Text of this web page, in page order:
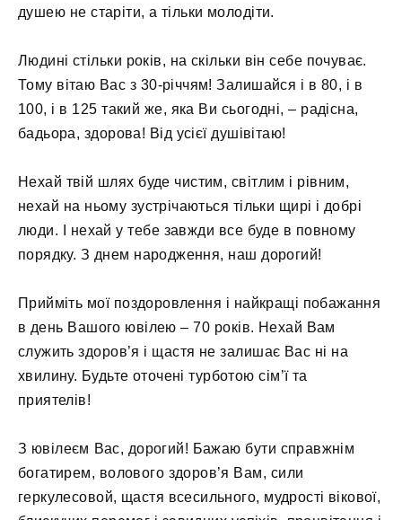
душею не старіти, а тільки молодіти.
Людині стільки років, на скільки він себе почуває.
Тому вітаю Вас з 30-річчям! Залишайся і в 80, і в
100, і в 125 такий же, яка Ви сьогодні, – радісна,
бадьора, здорова! Від усієї душівітаю!
Нехай твій шлях буде чистим, світлим і рівним,
нехай на ньому зустрічаються тільки щирі і добрі
люди. І нехай у тебе завжди все буде в повному
порядку. З днем ​​народження, наш дорогий!
Прийміть мої поздоровлення і найкращі побажання
в день Вашого ювілею – 70 років. Нехай Вам
служить здоров’я і щастя не залишає Вас ні на
хвилину. Будьте оточені турботою сім’ї та
приятелів!
З ювілеєм Вас, дорогий! Бажаю бути справжнім
богатирем, волового здоров’я Вам, сили
геркулесовой, щастя всесильного, мудрості вікової,